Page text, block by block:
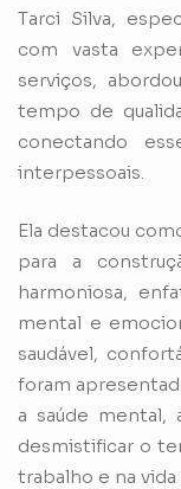
Tarci Silva,
com vasta
serviços,
tempo de
conectando
interpessoais.
Ela destacou
para a
harmoniosa,
mental e
saudável,
foram
a saúde mental,
desmistificar o
trabalho e na vida